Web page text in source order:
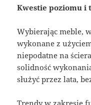
Kwestie poziomu i
Wybierając meble,
wykonane z
niepodatne na
solidność
służyć przez lata,
Trendy w zakresie